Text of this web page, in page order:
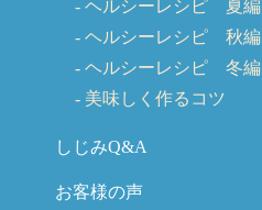
ヘルシーレシピ 夏編
ヘルシーレシピ 秋編
ヘルシーレシピ 冬編
美味しく作るコツ
しじみQ&A
お客様の声